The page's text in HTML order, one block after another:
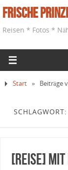
Frische
Reisen * Fotos *
Start » Beiträge
SCHLAGWORT:
[Reise] Mit